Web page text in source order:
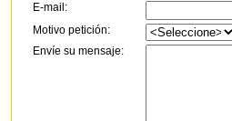
E-mail:
Motivo petición:
Envíe su mensaje: